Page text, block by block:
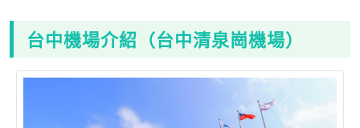
台中機場介紹（台中清泉崗機場）